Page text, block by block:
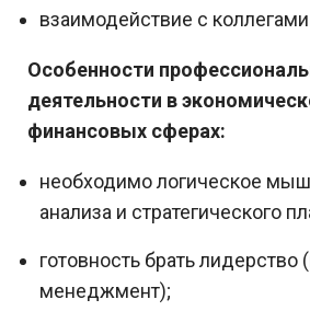
взаимодействие с
Особенности
деятельности в
финансовых сферах:
необходимо логическое
анализа и стратегического
готовность брать лидерство
менеджмент);